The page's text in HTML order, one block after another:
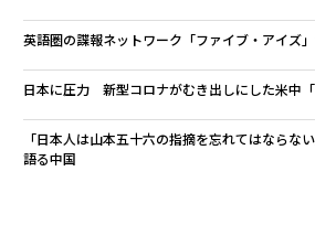
英語圏の諜報ネットワーク「ファイブ・アイズ
日本に圧力 新型コロナがむき出しにした米中
「日本人は山本五十六の指摘を忘れてはならな
語る中国